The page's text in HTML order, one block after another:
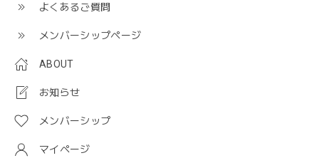
よくあるご質問
メンバーシップページ
ABOUT
お知らせ
メンバーシップ
マイページ